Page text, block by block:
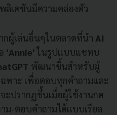
เคชันมีความคล่องตัว
กผู้เล่นอื่นๆในตลาดที่นำ AI
‘Annie’ในรูปแบบแชทบ
พัฒนาขึ้นสำหรับผู้
ฉพาะ เพื่อตอบทุกคำถามและ
ะปรากฏขึ้นเมื่อผู้ใช้งานกด
ม-ตอบคำถามได้แบบเรียล